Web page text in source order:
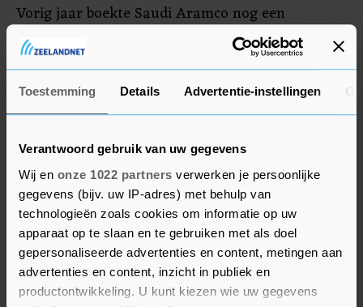
Toestemming Details Advertentie-instellingen
Verantwoord gebruik van uw gegevens
Wij en onze 1022 partners verwerken je persoonlijke
gegevens (bijv. uw IP-adres) met behulp van
technologieën zoals cookies om informatie op uw
apparaat op te slaan en te gebruiken met als doel
gepersonaliseerde advertenties en content, metingen aan
advertenties en content, inzicht in publiek en
productontwikkeling. U kunt kiezen wie uw gegevens
Vorig jaar boekte Saudi Aramco nog een
recordwinst van 161 miljard dollar dankzij de
scherp gestegen olieprijzen door de oorlog in
Oekraïne. Het dividend dat het staatsbedrijf
betaalt is een belangrijke inkomstenbron voor de
de aandelen bezit.